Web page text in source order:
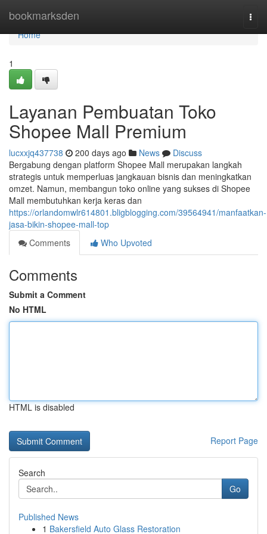
bookmarksden
Home
Home
1
Layanan Pembuatan Toko
Shopee Mall Premium
lucxxjq437738 200 days ago News
Discuss
Bergabung dengan platform Shopee Mall merupakan langkah
strategis untuk memperluas jangkauan bisnis dan meningkatkan
omzet. Namun, membangun toko online yang sukses di Shopee
Mall membutuhkan kerja keras dan
https://orlandomwlr614801.bligblogging.com/39564941/manfaatkan-
jasa-bikin-shopee-mall-top
Comments
Who Upvoted
Comments
Submit a Comment
No HTML
HTML is disabled
Report Page
Search
Go
Published News
1 Bakersfield Auto Glass Restoration